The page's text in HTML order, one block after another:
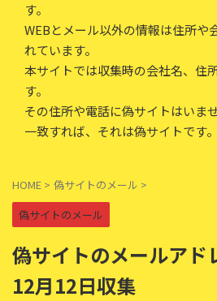
す。
WEBとメール以外の情報は住所や
れています。
本サイトでは収集時の会社名、住
す。
その住所や電話に偽サイトはいま
一致すれば、それは偽サイトです。
HOME > 偽サイトのメール >
偽サイトのメール
偽サイトのメールアド
12月12日収集